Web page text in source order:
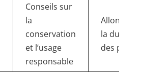
Conseils sur
la
conservation
et l’usage
responsable
la durée
des